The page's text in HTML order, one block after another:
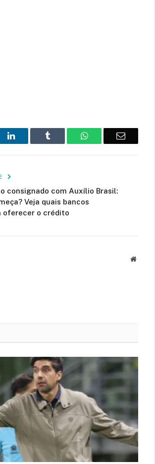
LinkedIn Tumblr WhatsAppEmail
consignado com Auxílio Brasil:
Veja quais bancos
oferecer o crédito
Website